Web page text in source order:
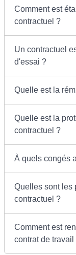
Comment est
contractuel ?
Un contractuel
d'essai ?
Quelle est la
Quelle est la
contractuel ?
À quels congés
Quelles sont les
contractuel ?
Comment est
contrat de